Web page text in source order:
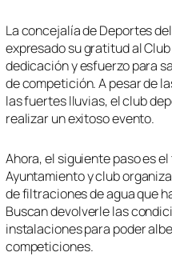
La concejalía de Deportes
expresado su gratitud al
dedicación y esfuerzo para
de competición. A pesar de
las fuertes lluvias, el club
realizar un exitoso evento.
Ahora, el siguiente paso es
Ayuntamiento y club
de filtraciones de agua que
Buscan devolverle las
instalaciones para poder
competiciones.